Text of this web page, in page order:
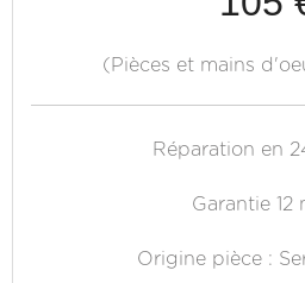
(Pièces et mains
Réparation en
Garantie 12
Origine pièce :